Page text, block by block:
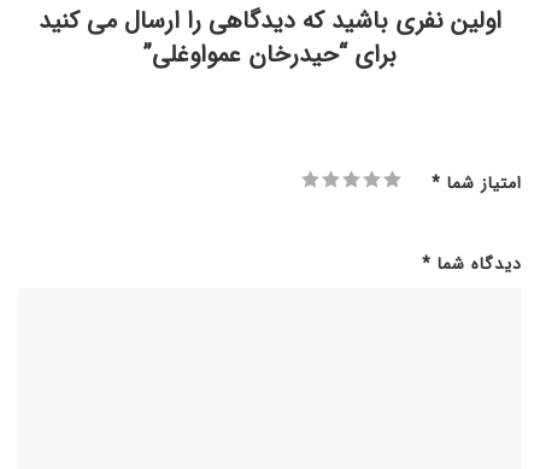
اولین نفری باشید که دیدگاهی را ارسال می کنید
برای “حیدرخان عمواوغلی”
امتیاز شما *
دیدگاه شما *